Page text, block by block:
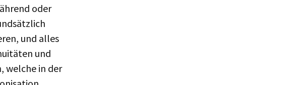
oder
und alles
und
welche in der